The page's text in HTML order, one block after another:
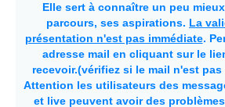
Elle sert à connaître un peu
parcours, ses aspirations. La
présentation n'est pas immédiate.
adresse mail en cliquant sur le
recevoir.(vérifiez si le mail n'est
Attention les utilisateurs des
et live peuvent avoir des